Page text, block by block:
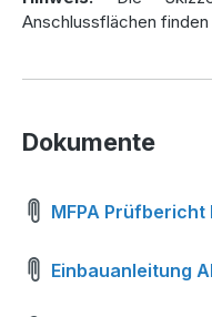
Anschlussflächen
Dokumente
MFPA Prüfbericht
Einbauanleitung